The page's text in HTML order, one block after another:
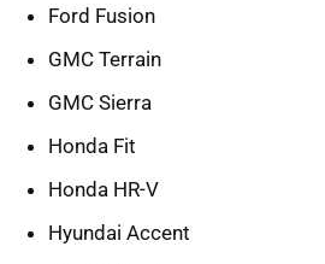
Ford Fusion
GMC Terrain
GMC Sierra
Honda Fit
Honda HR-V
Hyundai Accent